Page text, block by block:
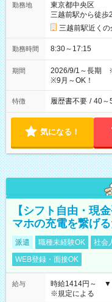
勤務地
東京都中央区
三越前駅から徒歩
三越前駅近くの
勤務時間 8:30～17:15
期間
2026/9/1～長期
※9月～OK！
特徴 履歴書不要 / 40～
気になる！
【シフト自由・現
マホの充電を繋げる
派遣 職種未経験OK 社会
WEB登録・面接OK
給与
時給1414円～ ▼
※規定による